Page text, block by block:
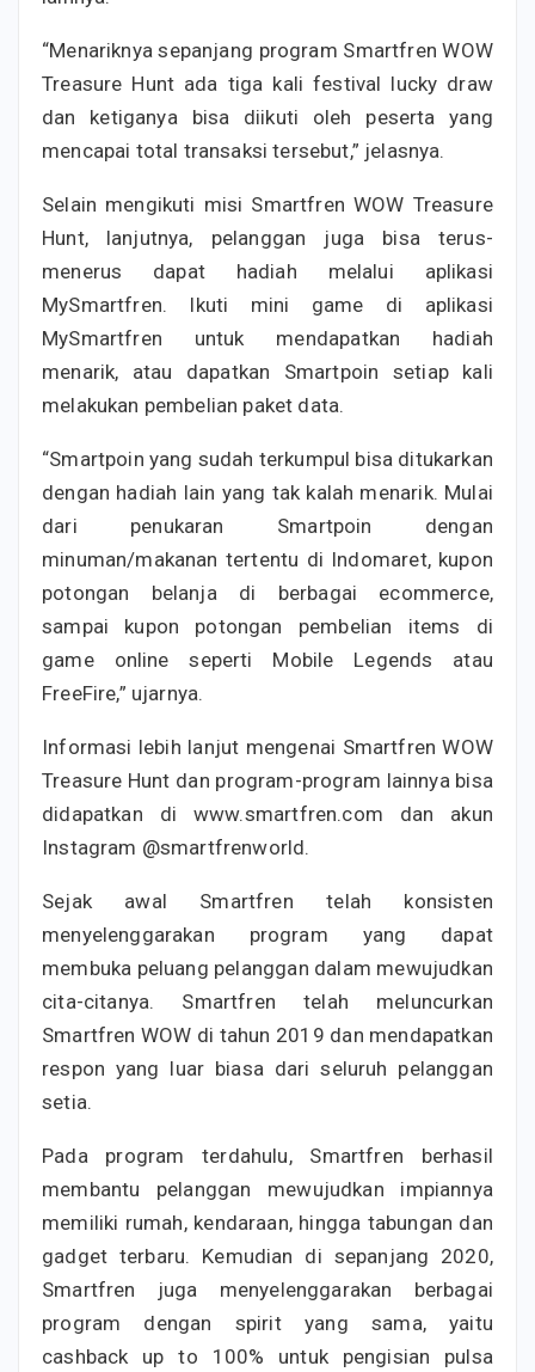
“Menariknya sepanjang program Smartfren WOW
Treasure Hunt ada tiga kali festival lucky draw
dan ketiganya bisa diikuti oleh peserta yang
mencapai total transaksi tersebut,” jelasnya.
Selain mengikuti misi Smartfren WOW Treasure
Hunt, lanjutnya, pelanggan juga bisa terus-
menerus dapat hadiah melalui aplikasi
MySmartfren. Ikuti mini game di aplikasi
MySmartfren untuk mendapatkan hadiah
menarik, atau dapatkan Smartpoin setiap kali
melakukan pembelian paket data.
“Smartpoin yang sudah terkumpul bisa ditukarkan
dengan hadiah lain yang tak kalah menarik. Mulai
dari penukaran Smartpoin dengan
minuman/makanan tertentu di Indomaret, kupon
potongan belanja di berbagai ecommerce,
sampai kupon potongan pembelian items di
game online seperti Mobile Legends atau
FreeFire,” ujarnya.
Informasi lebih lanjut mengenai Smartfren WOW
Treasure Hunt dan program-program lainnya bisa
didapatkan di www.smartfren.com dan akun
Instagram @smartfrenworld.
Sejak awal Smartfren telah konsisten
menyelenggarakan program yang dapat
membuka peluang pelanggan dalam mewujudkan
cita-citanya. Smartfren telah meluncurkan
Smartfren WOW di tahun 2019 dan mendapatkan
respon yang luar biasa dari seluruh pelanggan
setia.
Pada program terdahulu, Smartfren berhasil
membantu pelanggan mewujudkan impiannya
memiliki rumah, kendaraan, hingga tabungan dan
gadget terbaru. Kemudian di sepanjang 2020,
Smartfren juga menyelenggarakan berbagai
program dengan spirit yang sama, yaitu
cashback up to 100% untuk pengisian pulsa